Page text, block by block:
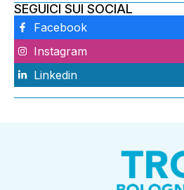
SEGUICI SUI SOCIAL
Facebook
Instagram
Linkedin